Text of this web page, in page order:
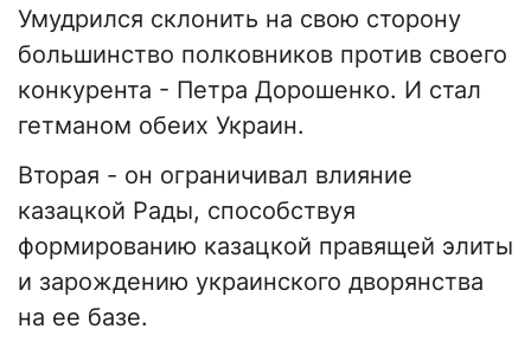
Умудрился склонить на свою сторону
большинство полковников против своего
конкурента - Петра Дорошенко. И стал
гетманом обеих Украин.
Вторая - он ограничивал влияние
казацкой Рады, способствуя
формированию казацкой правящей элиты
и зарождению украинского дворянства
на ее базе.